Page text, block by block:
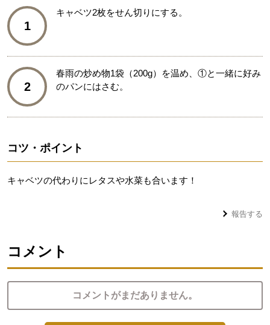
1
キャベツ2枚をせん切りにする。
2
春雨の炒め物1袋（200g）を温め、①と一緒に好み
のパンにはさむ。
コツ・ポイント
キャベツの代わりにレタスや水菜も合います！
報告する
コメント
コメントがまだありません。